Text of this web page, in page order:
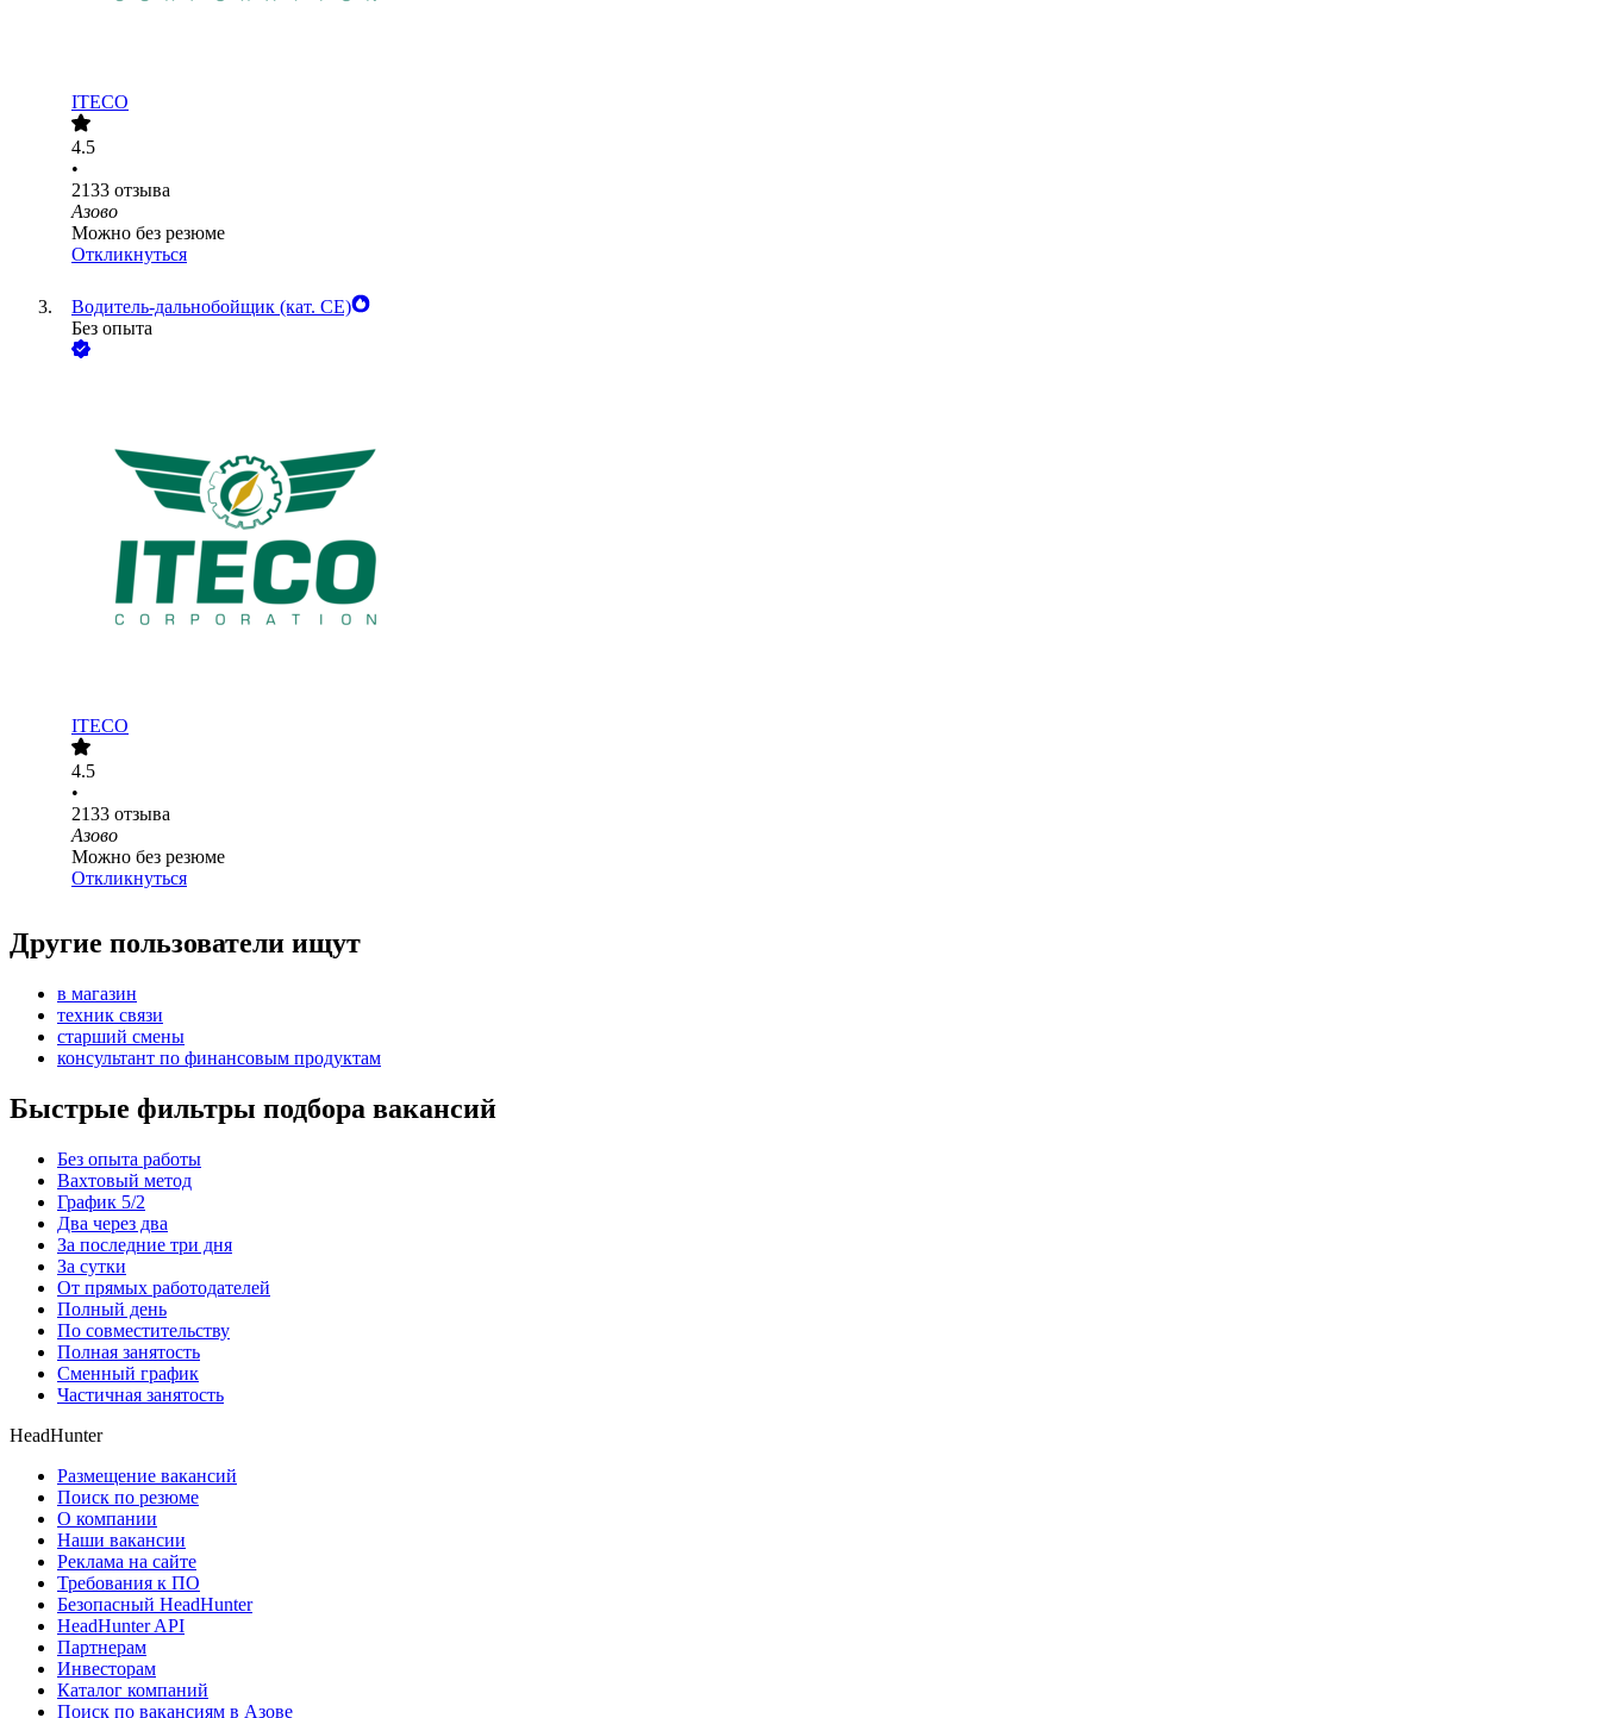
ITECO
4.5
•
2133 отзыва
Азово
Можно без резюме
Откликнуться
Водитель-дальнобойщик (кат. CE)
Без опыта
ITECO
4.5
•
2133 отзыва
Азово
Можно без резюме
Откликнуться
Другие пользователи ищут
в магазин
техник связи
старший смены
консультант по финансовым продуктам
Быстрые фильтры подбора вакансий
Без опыта работы
Вахтовый метод
График 5/2
Два через два
За последние три дня
За сутки
От прямых работодателей
Полный день
По совместительству
Полная занятость
Сменный график
Частичная занятость
HeadHunter
Размещение вакансий
Поиск по резюме
О компании
Наши вакансии
Реклама на сайте
Требования к ПО
Безопасный HeadHunter
HeadHunter API
Партнерам
Инвесторам
Каталог компаний
Поиск по вакансиям в Азове